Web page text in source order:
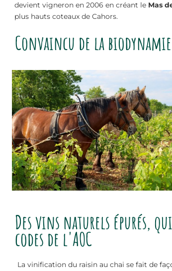
devient vigneron en 2006 en créant le Mas
plus hauts coteaux de Cahors.
Convaincu de la biodynamie
Des vins naturels épurés,
codes de l'AOC
La vinification du raisin au chai se fait de